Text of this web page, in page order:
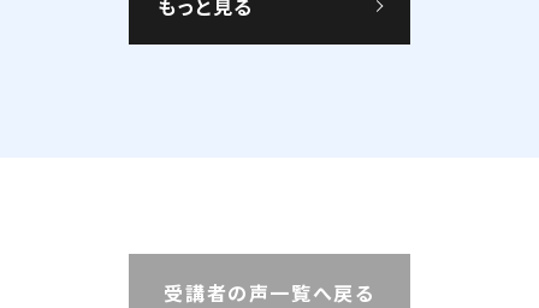
受講者の声一覧へ戻る